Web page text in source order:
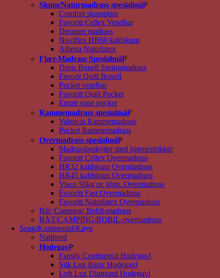
Skum/Naturmadrass spesialmål
Comfort skumplast
Favoritt Cellex Vendbar
Dreamer madrass
Noviflex HR60 kaldskum
Athena Naturlatex
Fjær-Madrass Spesialmål
Doris Bonell Springmadrass
Favorit Quilt Bonell
Pocket vendbar
Favoritt Quilt Pocket
Empir sone pocket
Rammemadrass spesialmål
Valencia Rammemadrass
Pocket Rammemadrass
Overmadrass spesialmål
Madrassbeskytter med hjørnestrikker
Favoritt Cellex Overmadrass
HR32 kaldskum Overmadrass
HR45 kaldskum Overmadrass
Visco 50kg pr. kbm. Overmadrass
Favoritt Fast Overmadrass
Favoritt Naturlatex Overmadrass
Båt/ Camping/ Bobil-madrass
BÅT/CAMPING/BOBIL-overmadrass
Seng/Kontinental/Køye
Nattbord
Hodegavl
Family Continental Hodegavl
Silk Lux Basic Hodegavl
Loft Lux Diamond Hodegavl